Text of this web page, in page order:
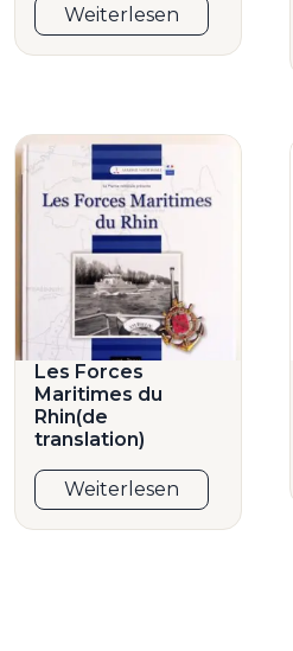
Weiterlesen
Les Forces
Maritimes du
Rhin(de
translation)
Weiterlesen